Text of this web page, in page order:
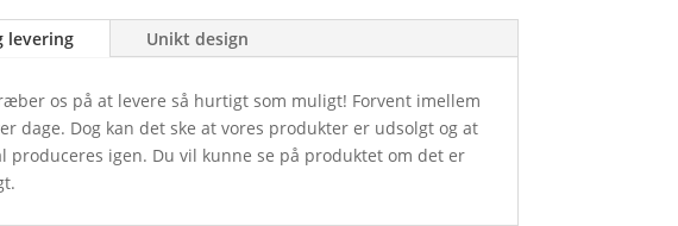
levering Unikt design
os på at levere så hurtigt som muligt! Forvent imellem
dage. Dog kan det ske at vores produkter er udsolgt og at
produceres igen. Du vil kunne se på produktet om det er